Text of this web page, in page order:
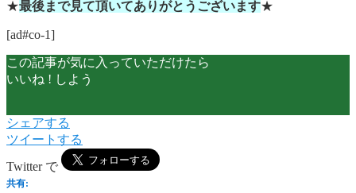
★最後まで見て頂いてありがとうございます★
[ad#co-1]
この記事が気に入っていただけたら
いいね ! しよう
シェアする
ツイートする
Twitter で
共有: